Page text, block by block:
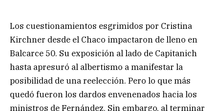
Los cuestionamientos esgrimidos por Cristina
Kirchner desde el Chaco impactaron de lleno en
Balcarce 50. Su exposición al lado de Capitanich
hasta apresuró al albertismo a manifestar la
posibilidad de una reelección. Pero lo que más
quedó fueron los dardos envenenados hacia los
ministros de Fernández. Sin embargo, al terminar